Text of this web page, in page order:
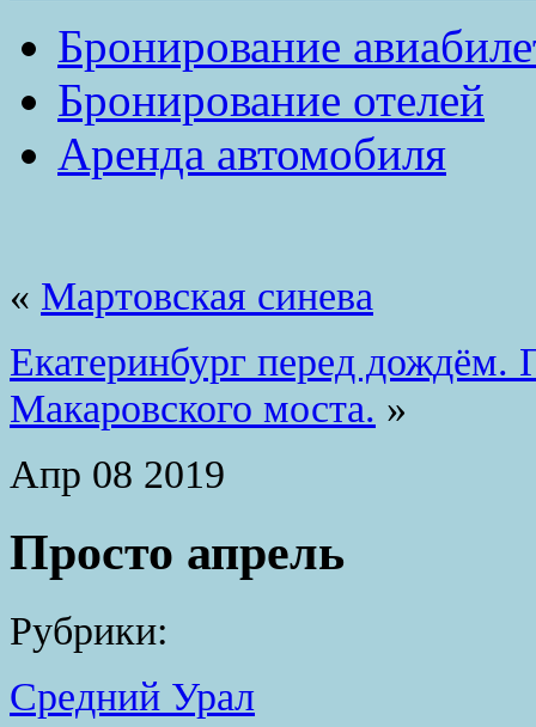
Бронирование
Бронирование отелей
Аренда автомобиля
« Мартовская синева
Екатеринбург перед дождём.
Макаровского моста. »
Апр 08 2019
Просто апрель
Рубрики:
Средний Урал